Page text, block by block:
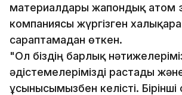
материалдары жапондық атом
компаниясы жүргізген
сараптамадан өткен.
"Ол біздің барлық
әдістемелерімізді растады
ұсынысымызбен келісті. Бірінші